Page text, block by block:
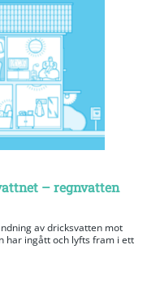
– regnvatten
av dricksvatten mot
har ingått och lyfts fram i ett